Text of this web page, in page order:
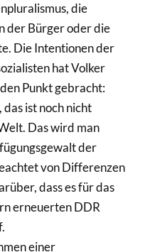
die
der Bürger oder die
Die Intentionen der
hat Volker
Punkt gebracht:
ist noch nicht
Das wird man
der
von Differenzen
dass es für das
erneuerten DDR
einer